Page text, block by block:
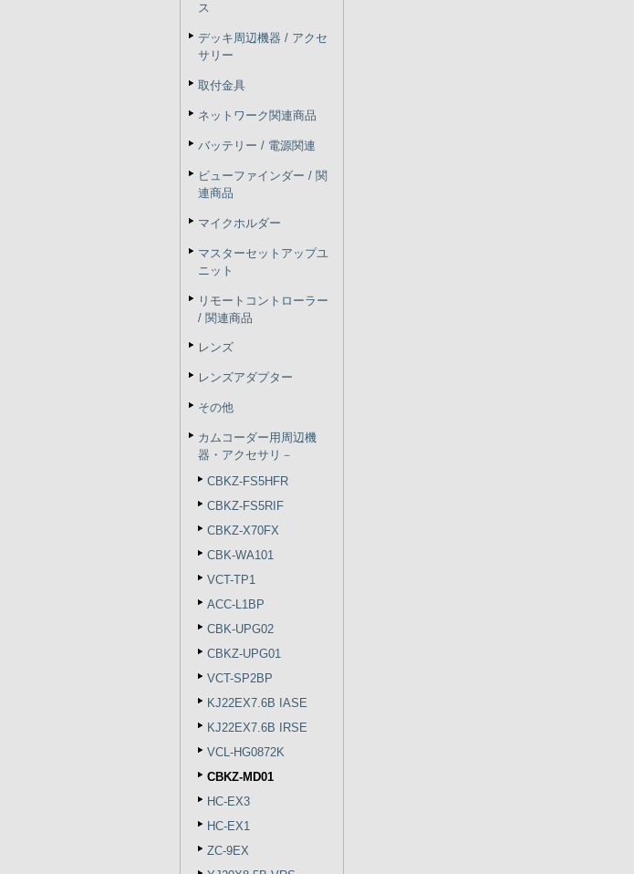
ス
デッキ周辺機器 / アクセ
サリー
取付金具
ネットワーク関連商品
バッテリー / 電源関連
ビューファインダー / 関
連商品
マイクホルダー
マスターセットアップユ
ニット
リモートコントローラー
/ 関連商品
レンズ
レンズアダプター
その他
カムコーダー用周辺機
器・アクセサリ－
CBKZ-FS5HFR
CBKZ-FS5RIF
CBKZ-X70FX
CBK-WA101
VCT-TP1
ACC-L1BP
CBK-UPG02
CBKZ-UPG01
VCT-SP2BP
KJ22EX7.6B IASE
KJ22EX7.6B IRSE
VCL-HG0872K
CBKZ-MD01
HC-EX3
HC-EX1
ZC-9EX